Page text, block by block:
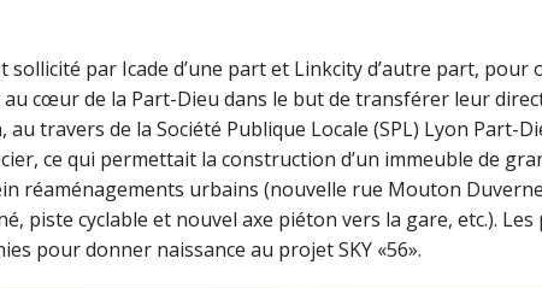
sollicité par Icade d’une part et Linkcity d’autre part, pour
au cœur de la Part-Dieu dans le but de transférer leur
au travers de la Société Publique Locale (SPL) Lyon Part-
ce qui permettait la construction d’un immeuble de
réaménagements urbains (nouvelle rue Mouton
piste cyclable et nouvel axe piéton vers la gare, etc.). Les
pour donner naissance au projet SKY «56».